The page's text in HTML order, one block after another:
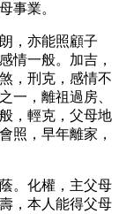
事業。
，亦能照顧子
情一般。加吉，
，刑克，感情不
一，離祖過房、
，輕克，父母地
照，早年離家，
。化權，主父母
，本人能得父母